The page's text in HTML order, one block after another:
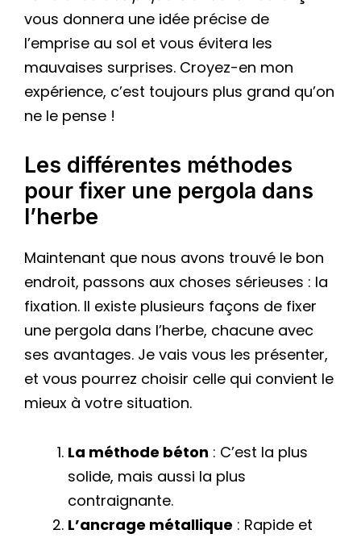
vous donnera une idée précise de
l’emprise au sol et vous évitera les
mauvaises surprises. Croyez-en mon
expérience, c’est toujours plus grand qu’on
ne le pense !
Les différentes méthodes
pour fixer une pergola dans
l’herbe
Maintenant que nous avons trouvé le bon
endroit, passons aux choses sérieuses : la
fixation. Il existe plusieurs façons de fixer
une pergola dans l’herbe, chacune avec
ses avantages. Je vais vous les présenter,
et vous pourrez choisir celle qui convient le
mieux à votre situation.
La méthode béton : C’est la plus
solide, mais aussi la plus
contraignante.
L’ancrage métallique : Rapide et